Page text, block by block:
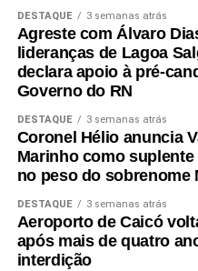
momento, mas o
continuar presente
pessoas e buscando
do nosso Estado.
conversando com o
caminhada rumo ao
Nelter.
DESTAQUE 3 semanas atrás
Agreste com Álvaro
lideranças de Lagoa
declara apoio à pré-
Governo do RN
DESTAQUE 3 semanas atrás
Coronel Hélio anuncia
Marinho como suplente
no peso do sobrenome
DESTAQUE 3 semanas atrás
Aeroporto de Caicó
após mais de quatro
interdição